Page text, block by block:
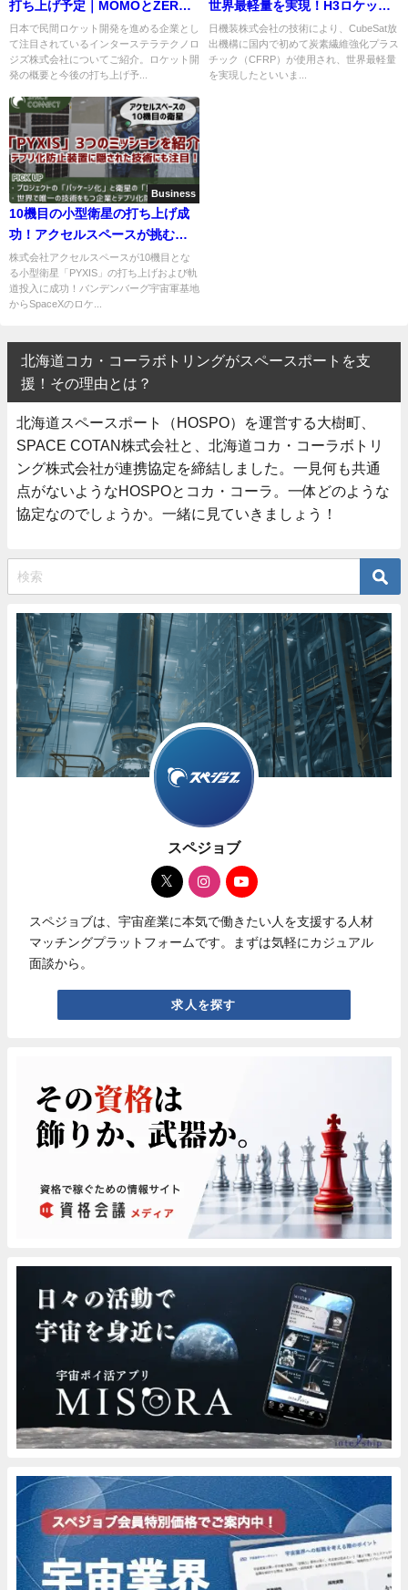
打ち上げ予定｜MOMOとZERO
についても解説
日本で民間ロケット開発を進める企業とし
て注目されているインターステラテクノロ
ジズ株式会社についてご紹介。ロケット開
発の概要と今後の打ち上げ予...
世界最軽量を実現！H3ロケット
で宇宙に運ばれた技術とは
日機装株式会社の技術により、CubeSat放
出機構に国内で初めて炭素繊維強化プラス
チック（CFRP）が使用され、世界最軽量
を実現したといいま...
Business
10機目の小型衛星の打ち上げ成
功！アクセルスペースが挑む革
新的なプロジェクトとは
株式会社アクセルスペースが10機目とな
る小型衛星「PYXIS」の打ち上げおよび軌
道投入に成功！バンデンバーグ宇宙軍基地
からSpaceXのロケ...
北海道コカ・コーラボトリングがスペースポートを支
援！その理由とは？
北海道スペースポート（HOSPO）を運営する大樹町、
SPACE COTAN株式会社と、北海道コカ・コーラボトリ
ング株式会社が連携協定を締結しました。一見何も共通
点がないようなHOSPOとコカ・コーラ。一体どのような
協定なのでしょうか。一緒に見ていきましょう！
スペジョブ
スペジョブは、宇宙産業に本気で働きたい人を支援する人材
マッチングプラットフォームです。まずは気軽にカジュアル
面談から。
求人を探す